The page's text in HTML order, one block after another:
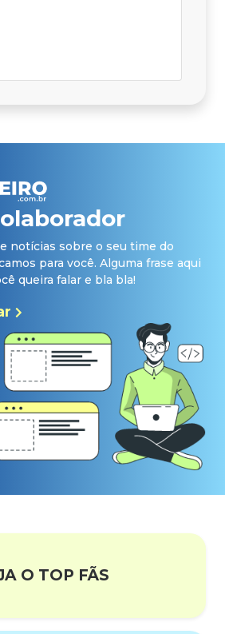
notícias sobre o seu time do
para você. Alguma frase aqui
queira falar e bla bla!
O TOP FÃS